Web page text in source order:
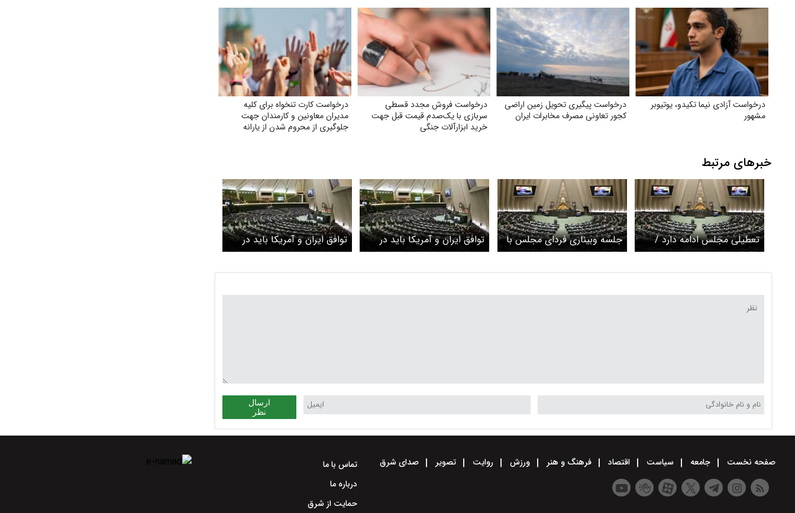
درخواست آزادی نیما تکیدو، یوتیوبر
مشهور
درخواست پیگیری تحویل زمین اراضی
کجور تعاونی مصرف مخابرات ایران
درخواست فروش مجدد قسطی
سربازی با یک‌صدم قیمت قبل جهت
خرید ابزارآلات جنگی
درخواست کارت تنخواه برای کلیه
مدیران معاونین و کارمندان جهت
جلوگیری از محروم شدن از یارانه
خبرهای مرتبط
تعطیلی مجلس ادامه دارد /
هنوز زمان بازگشایی مجلس
جلسه وبیناری فردای مجلس با
کدام وزیر پزشکیان است؟
توافق ایران و آمریکا باید در
مجلس تصویب شود؟
توافق ایران و آمریکا باید در
مجلس تصویب شود؟
ارسال
نظر
صفحه نخست جامعه سیاست اقتصاد فرهنگ و هنر ورزش روایت تصویر صدای شرق
تماس با ما
درباره ما
حمایت از شرق